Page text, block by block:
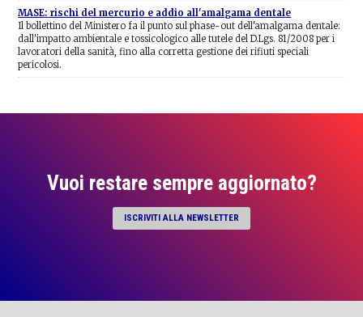
MASE: rischi del mercurio e addio all'amalgama dentale
Il bollettino del Ministero fa il punto sul phase-out dell'amalgama dentale:
dall'impatto ambientale e tossicologico alle tutele del D.Lgs. 81/2008 per i
lavoratori della sanità, fino alla corretta gestione dei rifiuti speciali
pericolosi.
Vuoi restare sempre aggiornato?
ISCRIVITI ALLA NEWSLETTER